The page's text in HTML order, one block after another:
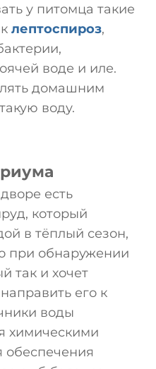
у питомца такие
лептоспироз,
воде и иле.
домашним
воду.
есть
который
в тёплый сезон,
при обнаружении
так и хочет
его к
воды
химическими
обеспечения